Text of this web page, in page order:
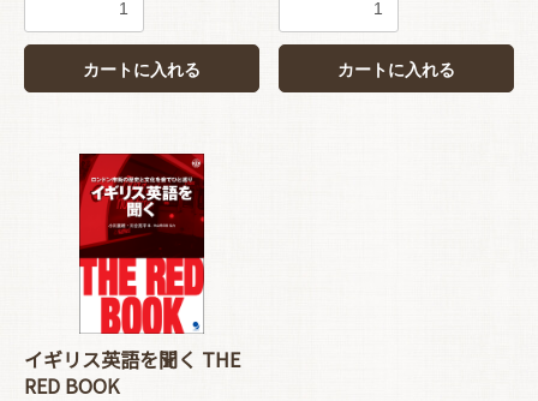
カートに入れる カートに入れる
イギリス英語を聞く THE
RED BOOK